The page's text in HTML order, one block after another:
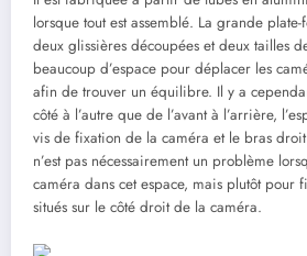
lorsque tout est assemblé. La grande
deux glissières découpées et deux tailles
beaucoup d’espace pour déplacer les
afin de trouver un équilibre. Il y a
côté à l’autre que de l’avant à l’arrière,
vis de fixation de la caméra et le bras
n’est pas nécessairement un problème
caméra dans cet espace, mais plutôt pour
situés sur le côté droit de la caméra.